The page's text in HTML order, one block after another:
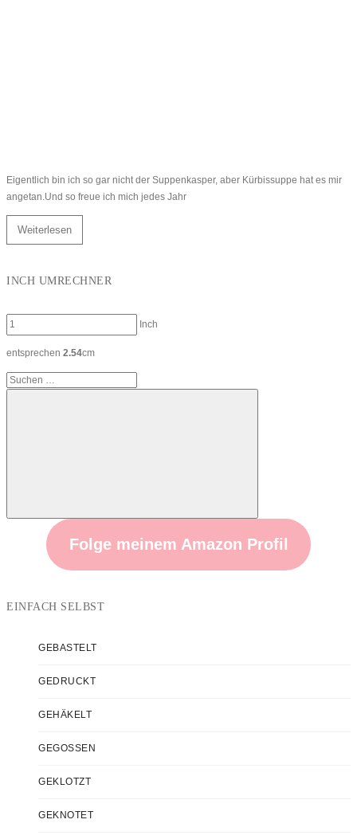
Eigentlich bin ich so gar nicht der Suppenkasper, aber Kürbissuppe hat es mir
angetan.Und so freue ich mich jedes Jahr
Weiterlesen
INCH UMRECHNER
Inch
entsprechen 2.54cm
Suchen
Folge meinem Amazon Profil
EINFACH SELBST
GEBASTELT
GEDRUCKT
GEHÄKELT
GEGOSSEN
GEKLOTZT
GEKNOTET